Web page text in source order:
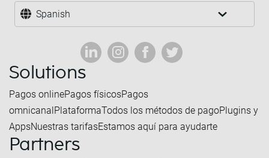
Spanish
Solutions
Pagos onlinePagos físicosPagos
omnicanalPlataformaTodos los métodos de pagoPlugins y
AppsNuestras tarifasEstamos aquí para ayudarte
Partners